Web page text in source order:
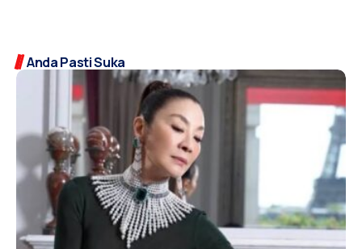
Anda Pasti Suka